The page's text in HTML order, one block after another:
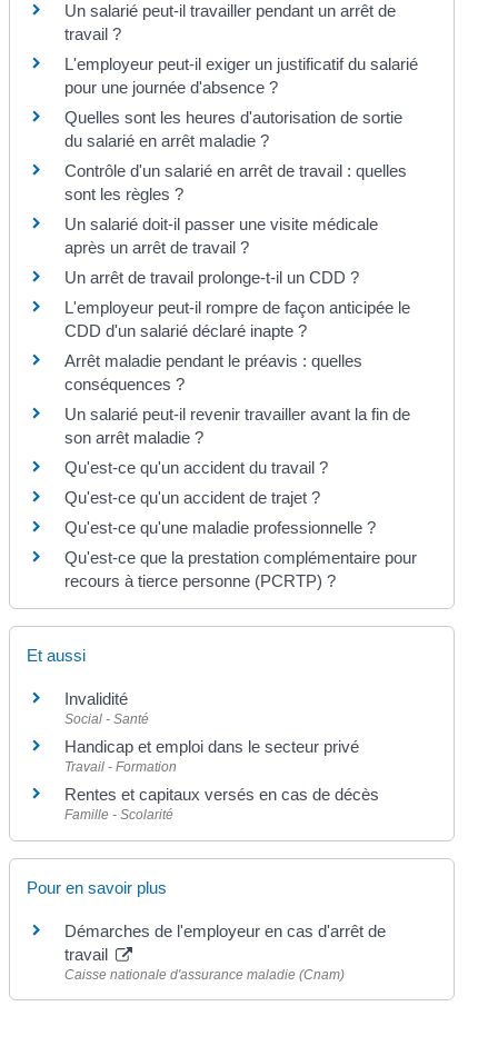
Un salarié peut-il travailler pendant un arrêt de
travail ?
L'employeur peut-il exiger un justificatif du salarié
pour une journée d'absence ?
Quelles sont les heures d'autorisation de sortie
du salarié en arrêt maladie ?
Contrôle d'un salarié en arrêt de travail : quelles
sont les règles ?
Un salarié doit-il passer une visite médicale
après un arrêt de travail ?
Un arrêt de travail prolonge-t-il un CDD ?
L'employeur peut-il rompre de façon anticipée le
CDD d'un salarié déclaré inapte ?
Arrêt maladie pendant le préavis : quelles
conséquences ?
Un salarié peut-il revenir travailler avant la fin de
son arrêt maladie ?
Qu'est-ce qu'un accident du travail ?
Qu'est-ce qu'un accident de trajet ?
Qu'est-ce qu'une maladie professionnelle ?
Qu'est-ce que la prestation complémentaire pour
recours à tierce personne (PCRTP) ?
Et aussi
Invalidité
Social - Santé
Handicap et emploi dans le secteur privé
Travail - Formation
Rentes et capitaux versés en cas de décès
Famille - Scolarité
Pour en savoir plus
Démarches de l'employeur en cas d'arrêt de
travail
Caisse nationale d'assurance maladie (Cnam)